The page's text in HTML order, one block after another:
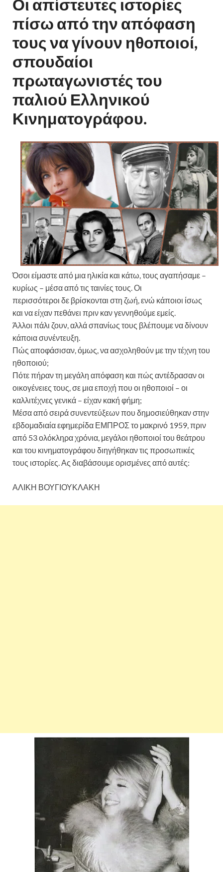
Οι απίστευτες ιστορίες
πίσω από την απόφαση
τους να γίνουν ηθοποιοί,
σπουδαίοι
πρωταγωνιστές του
παλιού Ελληνικού
Κινηματογράφου.
Όσοι είμαστε από μια ηλικία και κάτω, τους αγαπήσαμε –
κυρίως – μέσα από τις ταινίες τους. Οι
περισσότεροι δε βρίσκονται στη ζωή, ενώ κάποιοι ίσως
και να είχαν πεθάνει πριν καν γεννηθούμε εμείς.
Άλλοι πάλι ζουν, αλλά σπανίως τους βλέπουμε να δίνουν
κάποια συνέντευξη.
Πώς αποφάσισαν, όμως, να ασχοληθούν με την τέχνη του
ηθοποιού;
Πότε πήραν τη μεγάλη απόφαση και πώς αντέδρασαν οι
οικογένειες τους, σε μια εποχή που οι ηθοποιοί – οι
καλλιτέχνες γενικά – είχαν κακή φήμη;
Μέσα από σειρά συνεντεύξεων που δημοσιεύθηκαν στην
εβδομαδιαία εφημερίδα ΕΜΠΡΟΣ το μακρινό 1959, πριν
από 53 ολόκληρα χρόνια, μεγάλοι ηθοποιοί του θεάτρου
και του κινηματογράφου διηγήθηκαν τις προσωπικές
τους ιστορίες. Ας διαβάσουμε ορισμένες από αυτές:
ΑΛΙΚΗ ΒΟΥΓΙΟΥΚΛΑΚΗ